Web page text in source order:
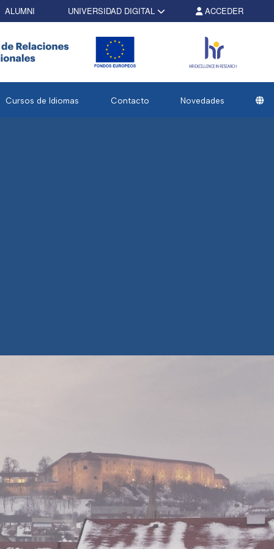
ALUMNI UNIVERSIDAD DIGITAL ACCEDER
Cursos de Idiomas Contacto Novedades